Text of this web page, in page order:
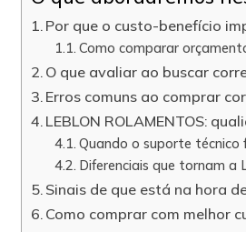
Por que o custo-benefício
Como comparar
O que avaliar ao buscar
Erros comuns ao comprar
LEBLON ROLAMENTOS:
Quando o suporte técnico
Diferenciais que tornam a
Sinais de que está na hora
Como comprar com melhor